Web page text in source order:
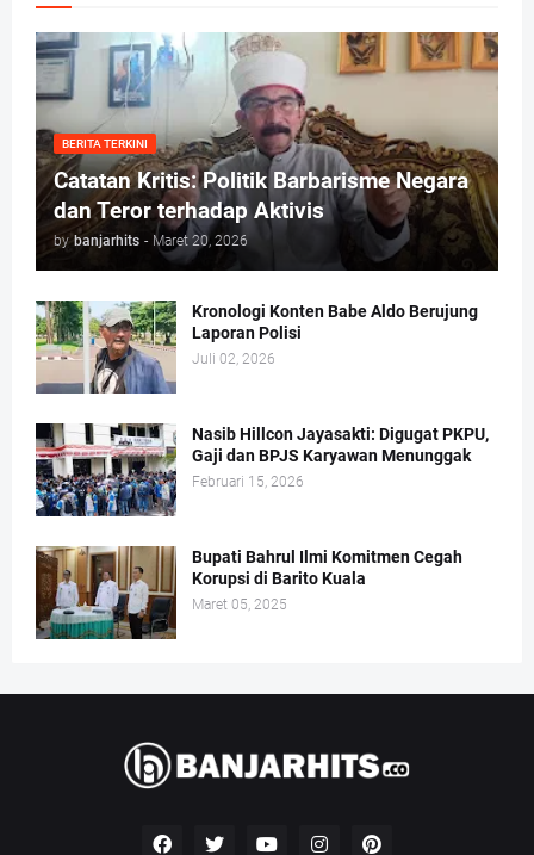
BERITA TERKINI
Catatan Kritis: Politik Barbarisme Negara
dan Teror terhadap Aktivis
by banjarhits - Maret 20, 2026
Kronologi Konten Babe Aldo Berujung
Laporan Polisi
Juli 02, 2026
Nasib Hillcon Jayasakti: Digugat PKPU,
Gaji dan BPJS Karyawan Menunggak
Februari 15, 2026
Bupati Bahrul Ilmi Komitmen Cegah
Korupsi di Barito Kuala
Maret 05, 2025